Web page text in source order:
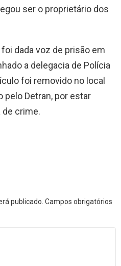
ser o proprietário dos
dada voz de prisão em
a delegacia de Polícia
foi removido no local
pelo Detran, por estar
de crime.
publicado. Campos obrigatórios